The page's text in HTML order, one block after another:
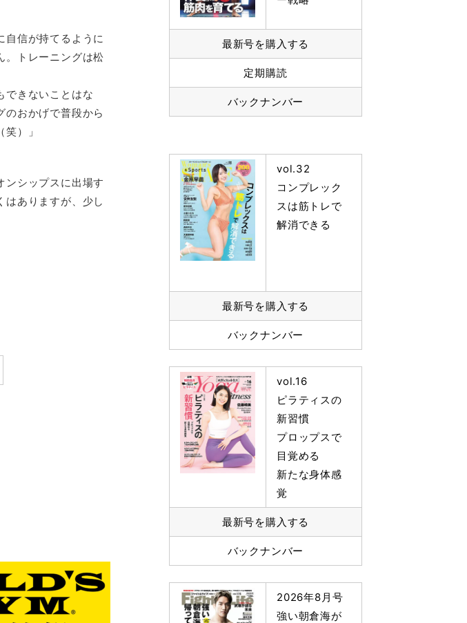
自信が持てるように
。トレーニングは松
できないことはな
のおかげで普段から
）」
ンシップスに出場す
はありますが、少し
最新号を購入する
定期購読
バックナンバー
vol.32
コンプレック
スは筋トレで
解消できる
最新号を購入する
バックナンバー
vol.16
ピラティスの
新習慣
プロップスで
目覚める
新たな身体感
覚
最新号を購入する
バックナンバー
2026年8月号
強い朝倉海が